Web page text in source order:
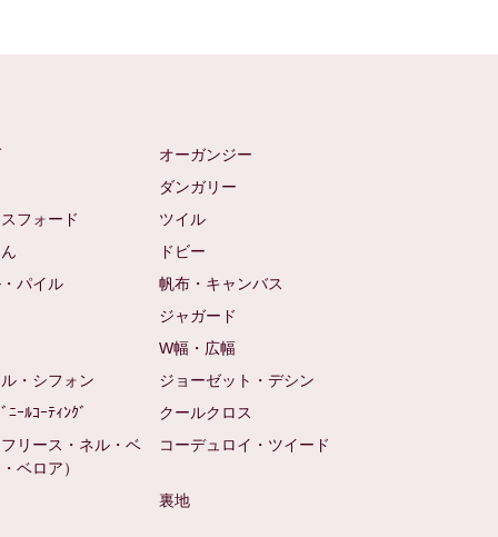
オーガンジー
ダンガリー
フォード
ツイル
ドビー
パイル
帆布・キャンバス
ジャガード
W幅・広幅
・シフォン
ジョーゼット・デシン
ﾆｰﾙｺｰﾃｨﾝｸﾞ
クールクロス
リース・ネル・ベ
ベロア）
コーデュロイ・ツイード
裏地